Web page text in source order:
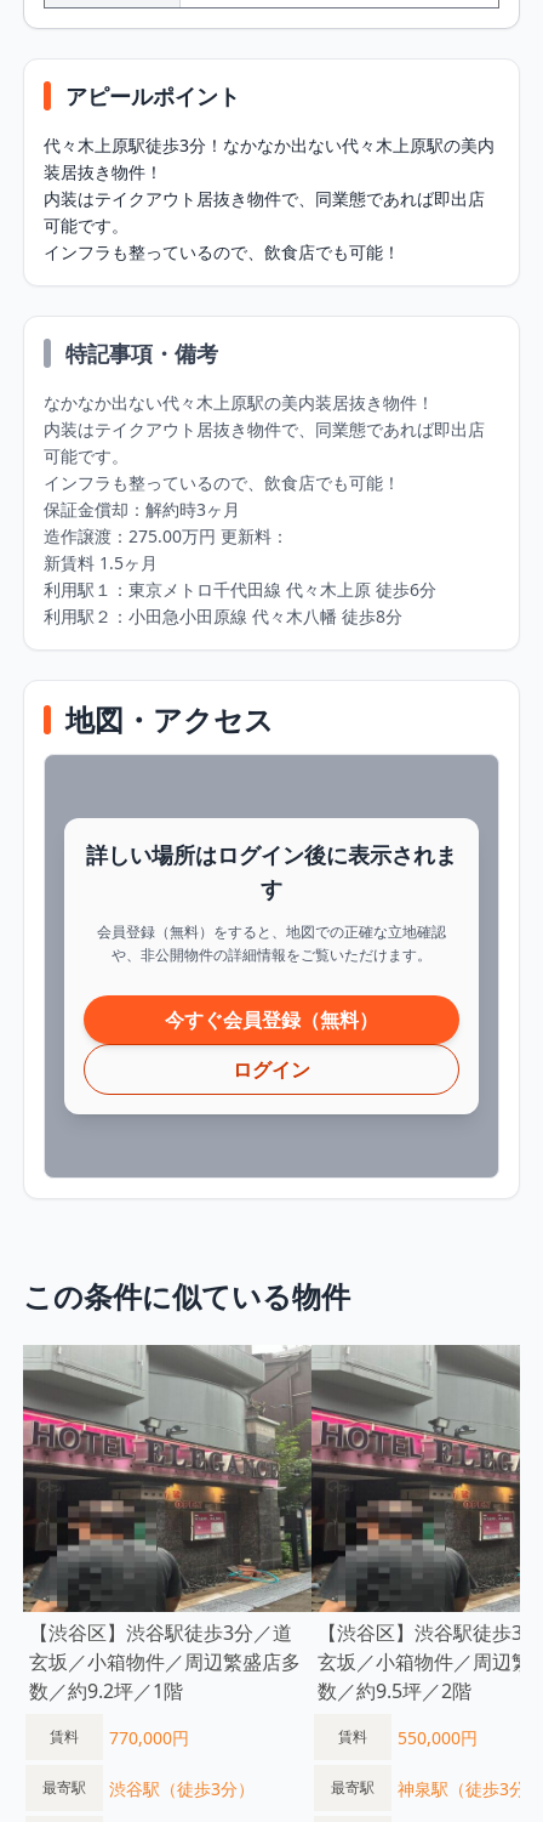
アピールポイント
代々⽊上原駅徒歩3分！なかなか出ない代々⽊上原駅の美内
装居抜き物件！
内装はテイクアウト居抜き物件で、同業態であれば即出店
可能です。
インフラも整っているので、飲⾷店でも可能！
特記事項・備考
なかなか出ない代々⽊上原駅の美内装居抜き物件！
内装はテイクアウト居抜き物件で、同業態であれば即出店
可能です。
インフラも整っているので、飲⾷店でも可能！
保証⾦償却：解約時3ヶ⽉
造作譲渡：275.00万円 更新料：
新賃料 1.5ヶ⽉
利⽤駅１：東京メトロ千代⽥線 代々⽊上原 徒歩6分
利⽤駅２：⼩⽥急⼩⽥原線 代々⽊⼋幡 徒歩8分
地図・アクセス
詳しい場所はログイン後に表示されま
す
会員登録（無料）をすると、地図での正確な立地確認
や、非公開物件の詳細情報をご覧いただけます。
今すぐ会員登録（無料）
ログイン
この条件に似ている物件
【渋谷区】渋谷駅徒歩3分／道
玄坂／小箱物件／周辺繁盛店多
数／約9.2坪／1階
賃料 770,000円
最寄駅 渋谷駅（徒歩3分）
【渋谷区】渋谷駅徒歩3
玄坂／小箱物件／周辺繁
数／約9.5坪／2階
賃料 550,000円
最寄駅 神泉駅（徒歩3分）